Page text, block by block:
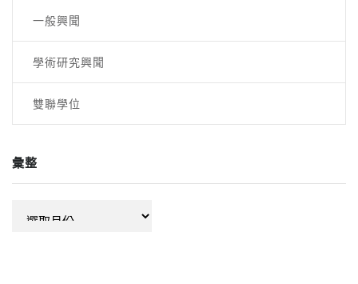
一般興聞
學術研究興聞
雙聯學位
彙整